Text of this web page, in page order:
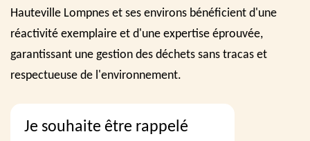
Hauteville Lompnes et ses environs bénéficient d'une
réactivité exemplaire et d'une expertise éprouvée,
garantissant une gestion des déchets sans tracas et
respectueuse de l'environnement.
Je souhaite être rappelé